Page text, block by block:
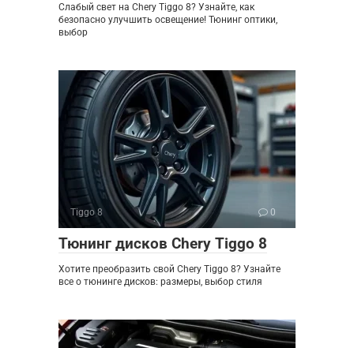
Слабый свет на Chery Tiggo 8? Узнайте, как
безопасно улучшить освещение! Тюнинг оптики,
выбор
Tiggo 8 0
Тюнинг дисков Chery Tiggo 8
Хотите преобразить свой Chery Tiggo 8? Узнайте
все о тюнинге дисков: размеры, выбор стиля